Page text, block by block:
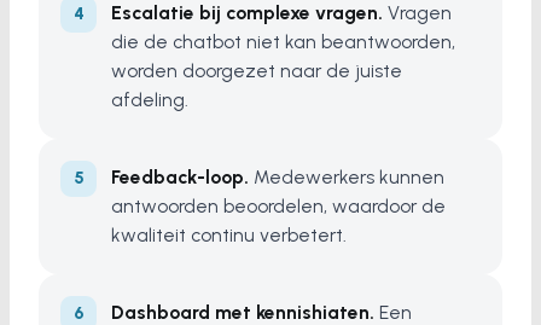
Escalatie bij complexe vragen. Vragen
die de chatbot niet kan beantwoorden,
worden doorgezet naar de juiste
afdeling.
Feedback-loop. Medewerkers kunnen
antwoorden beoordelen, waardoor de
kwaliteit continu verbetert.
Dashboard met kennishiaten. Een